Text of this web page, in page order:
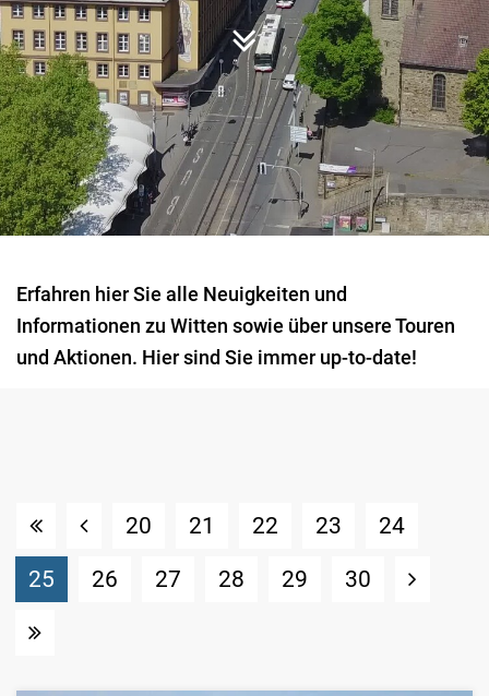
Erfahren hier Sie alle Neuigkeiten und
Informationen zu Witten sowie über unsere Touren
und Aktionen. Hier sind Sie immer up-to-date!
20 21 22 23
24
25 (Standort)
26 27 28 29 30